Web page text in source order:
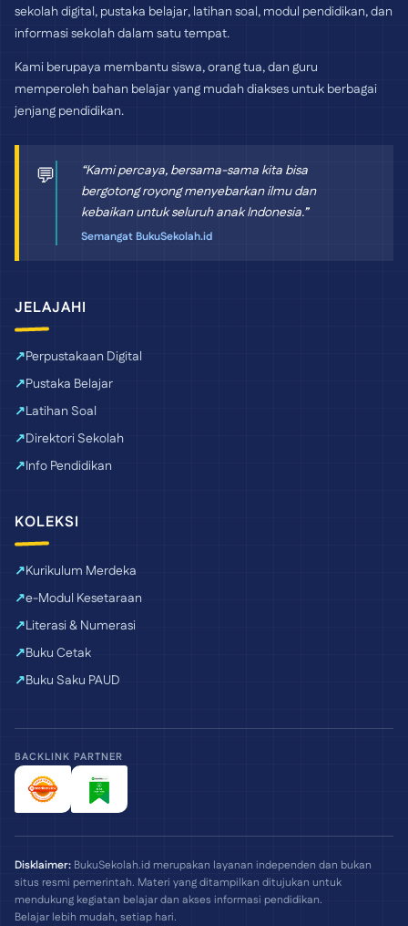
sekolah digital, pustaka belajar, latihan soal, modul pendidikan, dan
informasi sekolah dalam satu tempat.
Kami berupaya membantu siswa, orang tua, dan guru
memperoleh bahan belajar yang mudah diakses untuk berbagai
jenjang pendidikan.
💬
“Kami percaya, bersama-sama kita bisa
bergotong royong menyebarkan ilmu dan
kebaikan untuk seluruh anak Indonesia.”
Semangat BukuSekolah.id
JELAJAHI
Perpustakaan Digital
Pustaka Belajar
Latihan Soal
Direktori Sekolah
Info Pendidikan
KOLEKSI
Kurikulum Merdeka
e-Modul Kesetaraan
Literasi & Numerasi
Buku Cetak
Buku Saku PAUD
BACKLINK PARTNER
Disklaimer: BukuSekolah.id merupakan layanan independen dan bukan
situs resmi pemerintah. Materi yang ditampilkan ditujukan untuk
mendukung kegiatan belajar dan akses informasi pendidikan.
Belajar lebih mudah, setiap hari.